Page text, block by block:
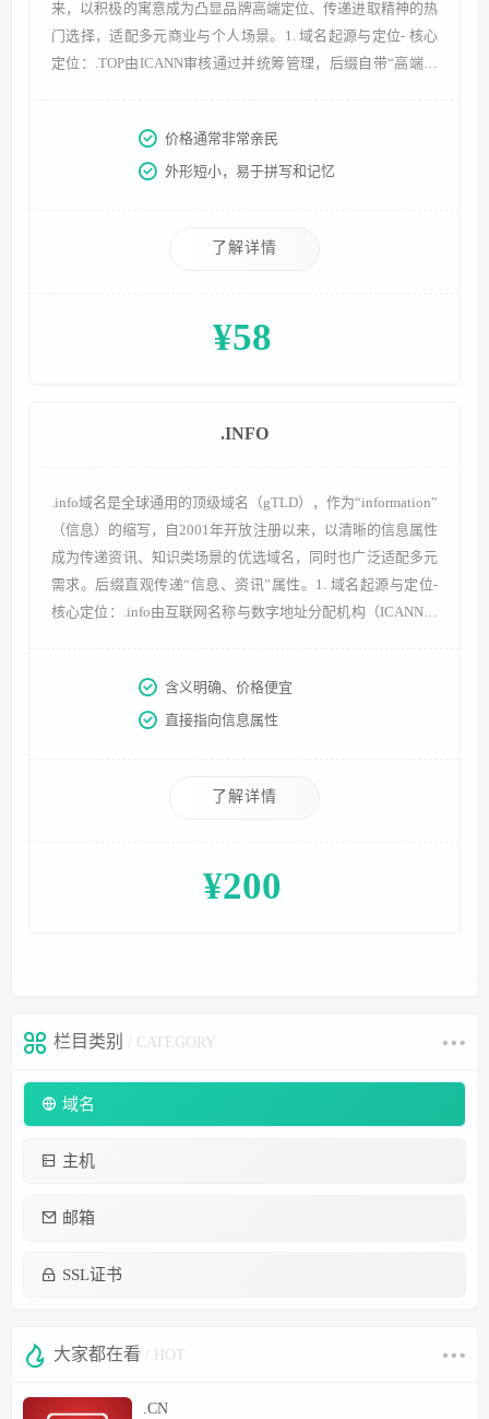
来，以积极的寓意成为凸显品牌高端定位、传递进取精神的热
门选择，适配多元商业与个人场景。1. 域名起源与定位- 核心
定位：.TOP由ICANN审核通过并统筹管理，后缀自带“高端、
ICANN审核，2014年8月完成入根成为全球通用顶级域名，凭
借独特寓意和宽松准入政策，迅速获得全球用户
价格通常非常亲民
外形短小，易于拼写和记忆
了解详情
¥58
.INFO
.info域名是全球通用的顶级域名（gTLD），作为“information”
（信息）的缩写，自2001年开放注册以来，以清晰的信息属性
成为传递资讯、知识类场景的优选域名，同时也广泛适配多元
需求。后缀直观传递“信息、资讯”属性。1. 域名起源与定位-
核心定位：.info由互联网名称与数字地址分配机构（ICANN）
2001年与.biz等域名同期开放注册，凭借无地域、行业限制的
优势，迅速成为全球用户
含义明确、价格便宜
直接指向信息属性
了解详情
¥200
栏目类别 / CATEGORY
域名
主机
邮箱
SSL证书
大家都在看 / HOT
.CN